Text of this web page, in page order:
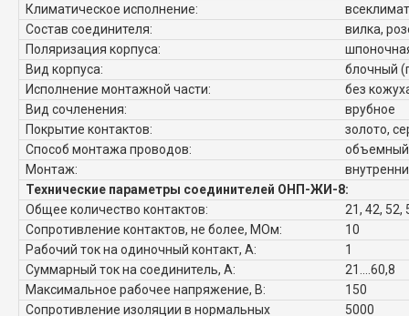
Климатическое исполнение:
Состав соединителя:
вилка,
Поляризация корпуса:
Вид корпуса:
блочный
Исполнение монтажной части:
без
Вид сочленения:
врубное
Покрытие контактов:
золото,
Способ монтажа проводов:
Монтаж:
Технические параметры соединителей ОНП-ЖИ-8:
Общее количество контактов:
21, 42, 52,
Сопротивление контактов, не более, МОм:
10
Рабочий ток на одиночный контакт, А:
1
Суммарный ток на соединитель, А:
21....60,8
Максимальное рабочее напряжение, В:
150
Сопротивление изоляции в нормальных
5000